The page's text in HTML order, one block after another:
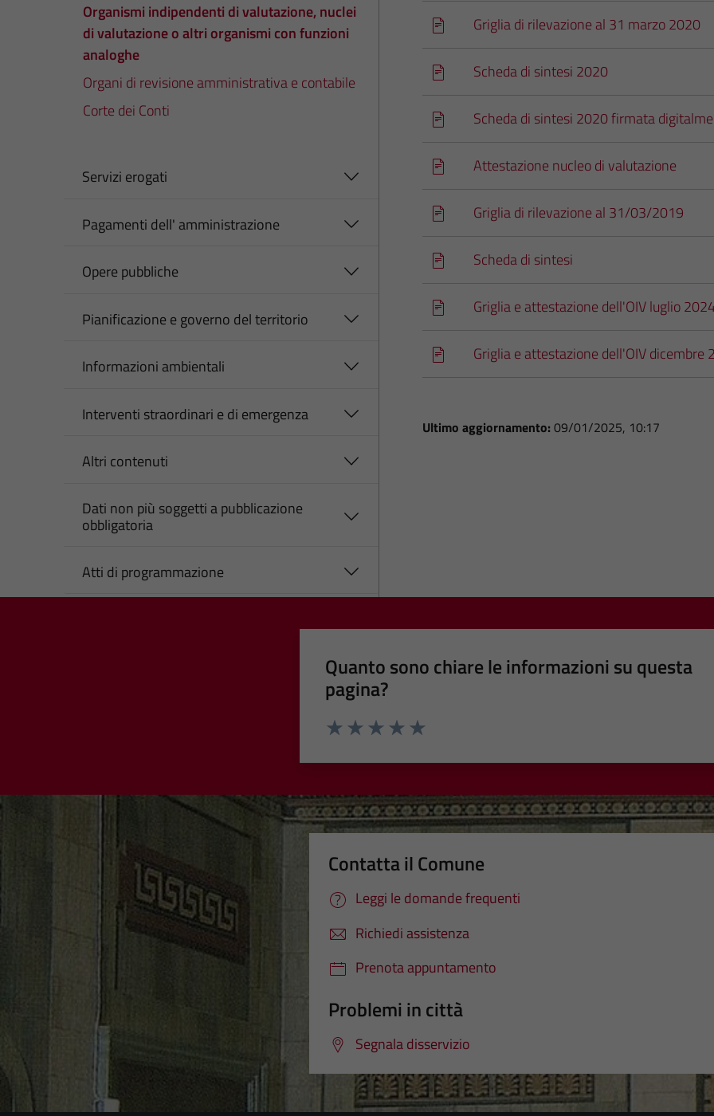
Organismi indipendenti di valutazione, nuclei
di valutazione o altri organismi con funzioni
analoghe
Organi di revisione amministrativa e contabile
Corte dei Conti
Servizi erogati
Pagamenti dell' amministrazione
Opere pubbliche
Pianificazione e governo del territorio
Informazioni ambientali
Interventi straordinari e di emergenza
Altri contenuti
Dati non più soggetti a pubblicazione
obbligatoria
Atti di programmazione
Griglia di rilevazione al 31 marzo 2020
Scheda di sintesi 2020
Scheda di sintesi 2020 firmata
Attestazione nucleo di valutazione
Griglia di rilevazione al 31/03/2019
Scheda di sintesi
Griglia e attestazione dell'OIV luglio 2024
Griglia e attestazione dell'OIV dicembre
Ultimo aggiornamento: 09/01/2025, 10:17
Quanto sono chiare le informazioni su questa
pagina?
Contatta il Comune
Leggi le domande frequenti
Richiedi assistenza
Prenota appuntamento
Problemi in città
Segnala disservizio